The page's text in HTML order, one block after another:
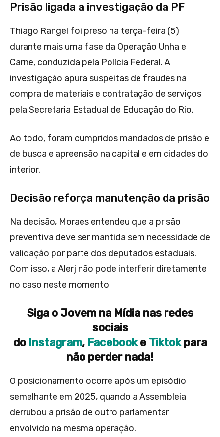
Prisão ligada a investigação da PF
Thiago Rangel foi preso na terça-feira (5)
durante mais uma fase da Operação Unha e
Carne, conduzida pela Polícia Federal. A
investigação apura suspeitas de fraudes na
compra de materiais e contratação de serviços
pela Secretaria Estadual de Educação do Rio.
Ao todo, foram cumpridos mandados de prisão e
de busca e apreensão na capital e em cidades do
interior.
Decisão reforça manutenção da prisão
Na decisão, Moraes entendeu que a prisão
preventiva deve ser mantida sem necessidade de
validação por parte dos deputados estaduais.
Com isso, a Alerj não pode interferir diretamente
no caso neste momento.
Siga o Jovem na Mídia nas redes
sociais
do Instagram, Facebooke Tiktokpara
não perder nada!
O posicionamento ocorre após um episódio
semelhante em 2025, quando a Assembleia
derrubou a prisão de outro parlamentar
envolvido na mesma operação.